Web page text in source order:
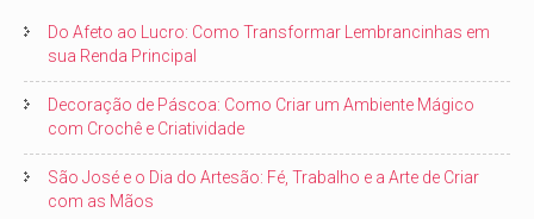
Do Afeto ao Lucro: Como Transformar Lembrancinhas em
sua Renda Principal
Decoração de Páscoa: Como Criar um Ambiente Mágico
com Crochê e Criatividade
São José e o Dia do Artesão: Fé, Trabalho e a Arte de Criar
com as Mãos